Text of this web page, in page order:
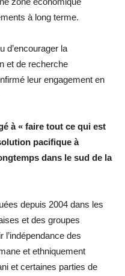
à long terme.
d’encourager la
et de recherche
leur engagement en
à « faire tout ce qui est
pacifique à
dans le sud de la
depuis 2004 dans les
et des groupes
l’indépendance des
et ethniquement
et certaines parties de